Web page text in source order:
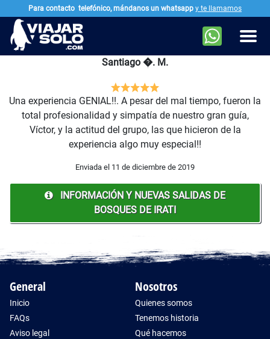
Ir al contenido principal
Santiago �. M.
Una experiencia GENIAL!!. A pesar del mal tiempo, fueron la
total profesionalidad y simpatía de nuestro gran guía,
Víctor, y la actitud del grupo, las que hicieron de la
experiencia algo muy especial!!
Enviada el 11 de diciembre de 2019
INFORMACIÓN Y NUEVAS SALIDAS DE
BOSQUES DE IRATI
General
Inicio
FAQs
Aviso legal
Nosotros
Quienes somos
Tenemos historia
Qué hacemos
Para contacto telefónico, mándanos un whatsapp y te llamamos